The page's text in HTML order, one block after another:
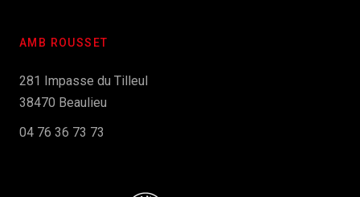
AMB ROUSSET
281 Impasse du Tilleul
38470 Beaulieu
04 76 36 73 73